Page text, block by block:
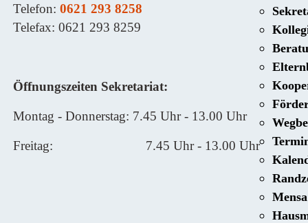
Mensa
Telefon:0621 293 8258
Telefax: 0621 293 8259
Öffnungszeiten Sekretariat:
Montag - Donnerstag: 7.45 Uhr - 13.00 Uhr
Freitag: 7.45 Uhr - 13.00 Uhr